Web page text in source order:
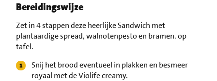
Bereidingswijze
Zet in 4 stappen deze heerlijke Sandwich met
plantaardige spread, walnotenpesto en bramen. op
tafel.
Snij het brood eventueel in plakken en besmeer
royaal met de Violife creamy.